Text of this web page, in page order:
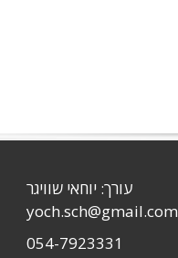
עורך: יוחאי שוויגר
yoch.sch@gmail.com
054-7923331